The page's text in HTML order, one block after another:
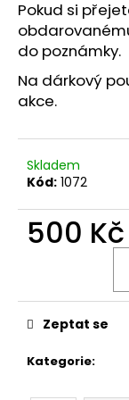
Pokud si
do poznámky.
Na dárkový
akce.
Skladem
Kód: 1072
500 Kč
Kategorie:
Zeptat se
u
j
e
m
e